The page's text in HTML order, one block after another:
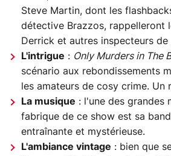
Steve Martin, dont les
détective Brazzos, rappelleront
Derrick et autres inspecteurs de
L'intrigue : Only Murders in The
scénario aux rebondissements
les amateurs de cosy crime. Un
La musique : l'une des grandes
fabrique de ce show est sa
entraînante et mystérieuse.
L'ambiance vintage : bien que